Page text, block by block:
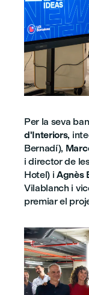
Per la seva
d'Interiors,
Bernadí),
i director de
Hotel) iAgnès
Vilablanch i
premiar el